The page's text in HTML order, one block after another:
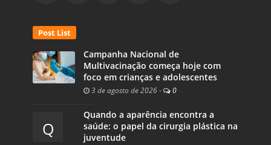
Post List
Campanha Nacional de
Multivacinação começa hoje com
foco em crianças e adolescentes
3 de agosto de 2026 - 0
Q
Quando a aparência encontra a
saúde: o papel da cirurgia plástica na
juventude